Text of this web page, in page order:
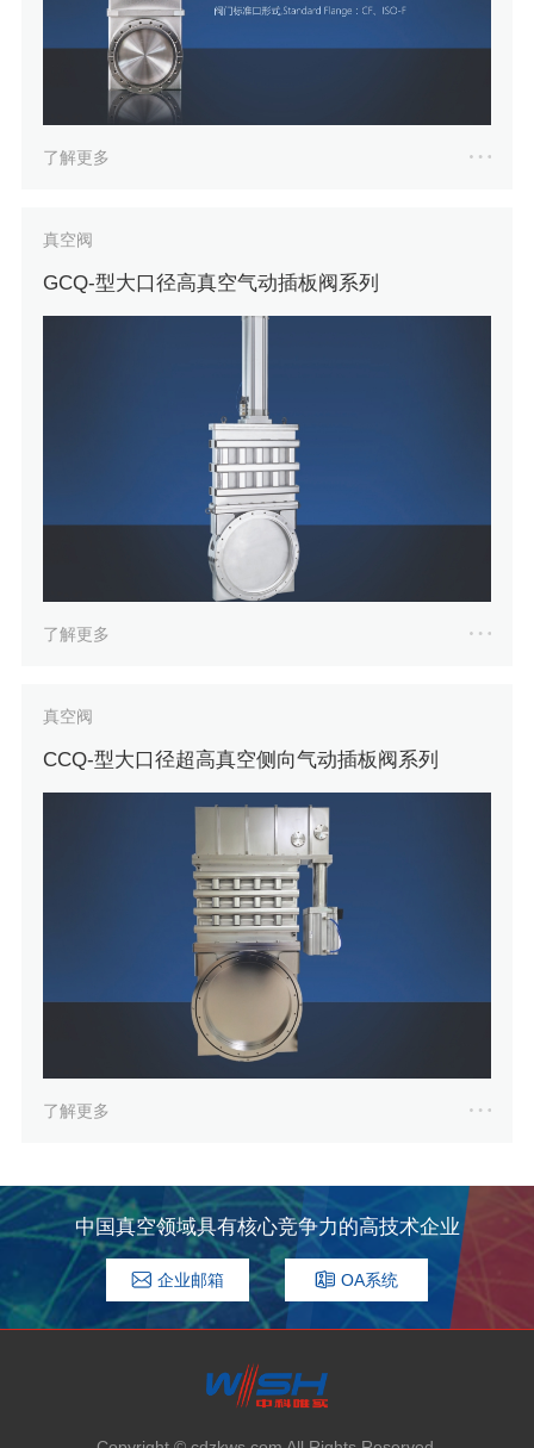
了解更多
真空阀
GCQ-型大口径高真空气动插板阀系列
了解更多
真空阀
CCQ-型大口径超高真空侧向气动插板阀系列
了解更多
中国真空领域具有核心竞争力的高技术企业
企业邮箱 OA系统